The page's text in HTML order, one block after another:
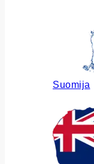
Suomija